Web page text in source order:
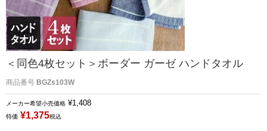
＜同色4枚セット＞ボーダー ガーゼ ハンドタオル
商品番号 BGZs103W
メーカー希望小売価格 ¥1,408
特価 ¥1,375税込